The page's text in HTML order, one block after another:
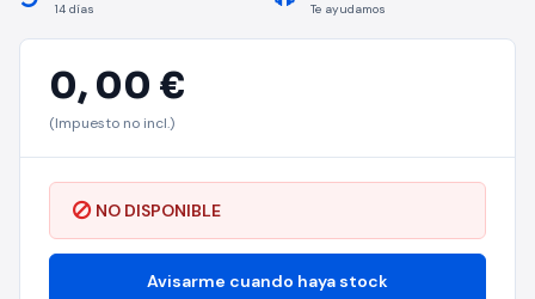
14 días Te ayudamos
0, 00 €
(Impuesto no incl.)
NO DISPONIBLE
Avisarme cuando haya stock